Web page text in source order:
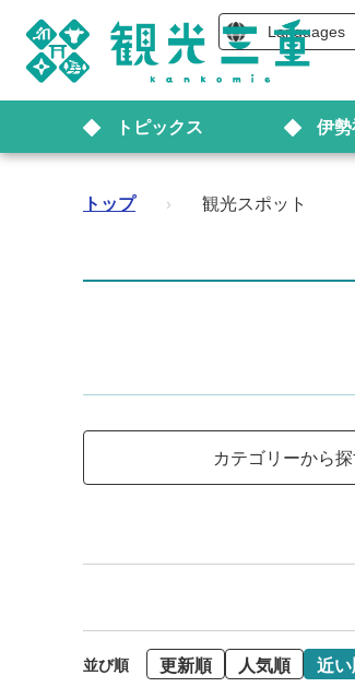
Languages
トピックス 伊
トップ › 観光スポット
カテゴリーから
並び順 更新順 人気順 近